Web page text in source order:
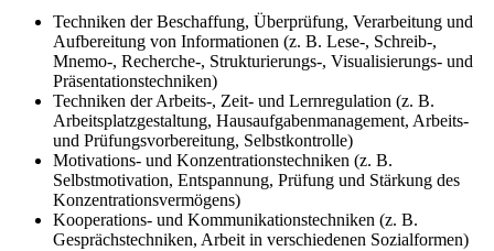
Techniken der Beschaffung, Überprüfung, Verarbeitung und
Aufbereitung von Informationen (z. B. Lese-, Schreib-,
Mnemo-, Recherche-, Strukturierungs-, Visualisierungs- und
Präsentationstechniken)
Techniken der Arbeits-, Zeit- und Lernregulation (z. B.
Arbeitsplatzgestaltung, Hausaufgabenmanagement, Arbeits-
und Prüfungsvorbereitung, Selbstkontrolle)
Motivations- und Konzentrationstechniken (z. B.
Selbstmotivation, Entspannung, Prüfung und Stärkung des
Konzentrationsvermögens)
Kooperations- und Kommunikationstechniken (z. B.
Gesprächstechniken, Arbeit in verschiedenen Sozialformen)